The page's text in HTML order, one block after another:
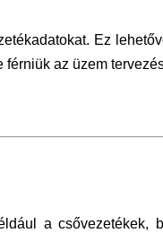
Ez
az üzem
a csővezetékek,